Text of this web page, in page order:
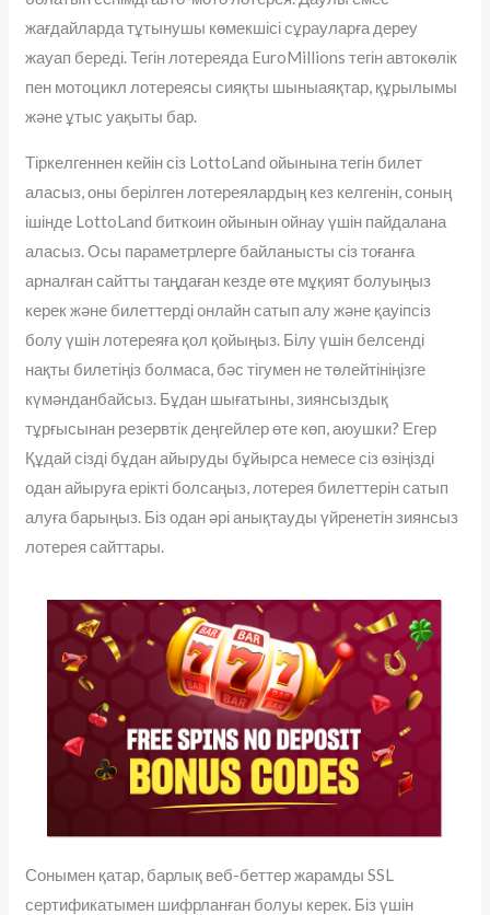
жағдайларда тұтынушы көмекшісі сұрауларға дереу
жауап береді. Тегін лотереяда EuroMillions тегін автокөлік
пен мотоцикл лотереясы сияқты шыныаяқтар, құрылымы
және ұтыс уақыты бар.
Тіркелгеннен кейін сіз LottoLand ойынына тегін билет
аласыз, оны берілген лотереялардың кез келгенін, соның
ішінде LottoLand биткоин ойынын ойнау үшін пайдалана
аласыз. Осы параметрлерге байланысты сіз тоғанға
арналған сайтты таңдаған кезде өте мұқият болуыңыз
керек және билеттерді онлайн сатып алу және қауіпсіз
болу үшін лотереяға қол қойыңыз. Білу үшін белсенді
нақты билетіңіз болмаса, бәс тігумен не төлейтініңізге
күмәнданбайсыз. Бұдан шығатыны, зиянсыздық
тұрғысынан резервтік деңгейлер өте көп, аюушки? Егер
Құдай сізді бұдан айыруды бұйырса немесе сіз өзіңізді
одан айыруға ерікті болсаңыз, лотерея билеттерін сатып
алуға барыңыз. Біз одан әрі анықтауды үйренетін зиянсыз
лотерея сайттары.
Сонымен қатар, барлық веб-беттер жарамды SSL
сертификатымен шифрланған болуы керек. Біз үшін